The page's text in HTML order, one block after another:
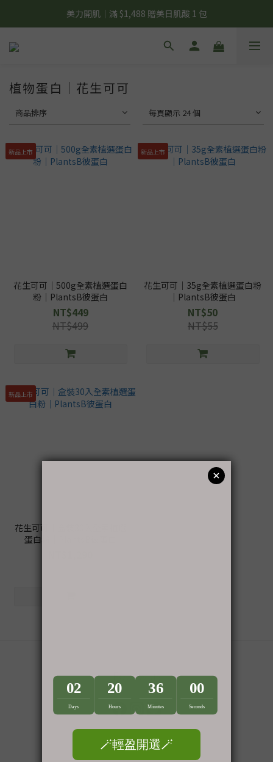
夏日輕補給｜500g 植物蛋白最低 $373 起
美力開肌｜滿 $1,488 贈美日肌酸 1 包
夏日輕補給｜500g 植物蛋白最低 $373 起
植物蛋白｜花生可可
商品排序 每頁顯示 24 個
新品上市
花生可可｜500g全素植選蛋白
粉｜PlantsB彼蛋白
NT$449
NT$499
新品上市
花生可可｜35g全素植選蛋白粉
｜PlantsB彼蛋白
NT$50
NT$55
新品上市
花生可可｜盒裝30入全素植選
蛋白粉｜PlantsB彼蛋白
Follow us
顧客服務